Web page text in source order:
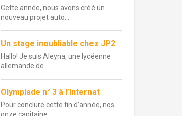
Cette année, nous avons créé un
nouveau projet auto...
Un stage inoubliable chez JP2
Hallo! Je suis Aleyna, une lycéenne
allemande de...
Olympiade n° 3 à l’Internat
Pour conclure cette fin d’année, nos
onze capitaine...